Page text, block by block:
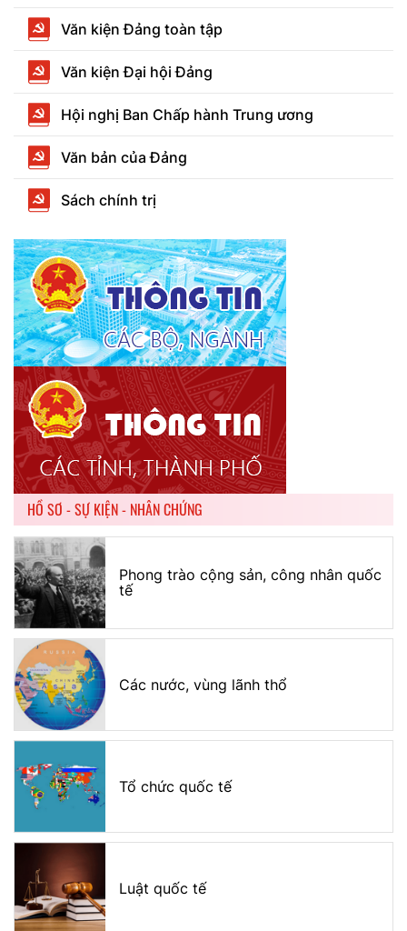
Văn kiện Đảng toàn tập
Văn kiện Đại hội Đảng
Hội nghị Ban Chấp hành Trung ương
Văn bản của Đảng
Sách chính trị
HỒ SƠ - SỰ KIỆN - NHÂN CHỨNG
Phong trào cộng sản, công nhân quốc
tế
Các nước, vùng lãnh thổ
Tổ chức quốc tế
Luật quốc tế